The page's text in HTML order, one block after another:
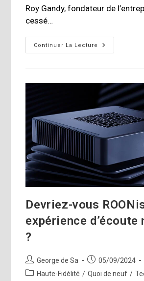
Roy Gandy, fondateur de
cessé…
Continuer La Lecture
Platine
Vinyle
Apheta
3
De
Rega
Devriez-vous
expérience d’écoute
?
Auteur/autrice
de
George de Sa
Publication
publiée :
05/09/2024
PostHaute-Fidélité / Quoi de neuf /